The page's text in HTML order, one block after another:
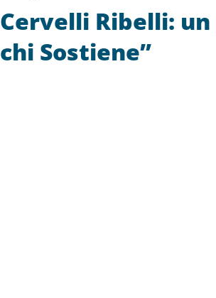
Cervelli Ribelli:
chi Sostiene”